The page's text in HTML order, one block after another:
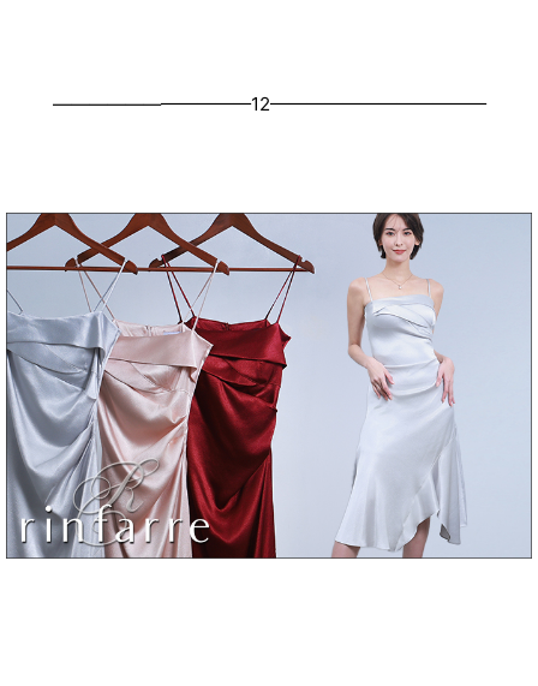
———————————12————————————
エット。 夏の視線を独り占めする「夏の主役ラップロングドレス」